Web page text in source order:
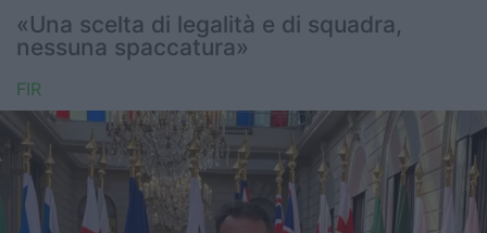
Nazionali giovanili
Rugby Sevens
FIR
Internazionale
6 Nazioni
«Una scelta di legalità e di squadra,
nessuna spaccatura»
FIR